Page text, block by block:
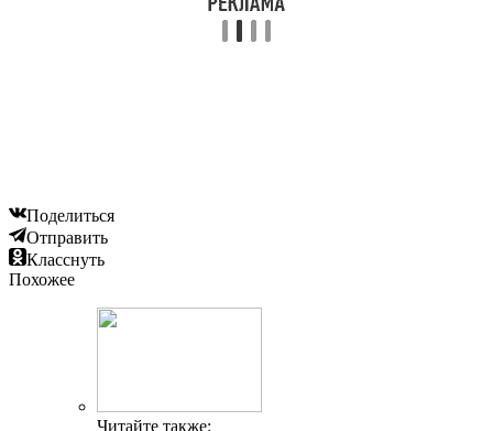
Поделиться
Отправить
Класснуть
Похожее
Читайте также: